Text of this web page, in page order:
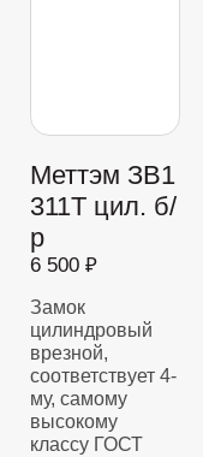
Меттэм ЗВ1
311Т цил. б/
р
6 500 ₽
Замок
цилиндровый
врезной,
соответствует 4-
му, самому
высокому
классу ГОСТ